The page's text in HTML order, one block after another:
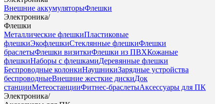
Внешние аккумуляторыФлешки
Электроника/
Флешки
Металлические флешкиПластиковые
флешкиЭкофлешкиСтеклянные флешкиФлешки
браслетыФлешки визиткиФлешки из ПВХКожаные
флешкиНаборы с флешкамиДеревянные флешки
Беспроводные колонкиНаушникиЗарядные устройства
беспроводныеВнешние жесткие дискиДок
станцииМетеостанцииФитнес-браслетыАксессуары для ПК
Электроника/